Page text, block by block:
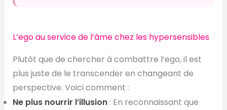
L’ego au service de l’âme chez les hypersensibles
Plutôt que de chercher à combattre l’ego, il est
plus juste de le transcender en changeant de
perspective. Voici comment :
Ne plus nourrir l’illusion: En reconnaissant que